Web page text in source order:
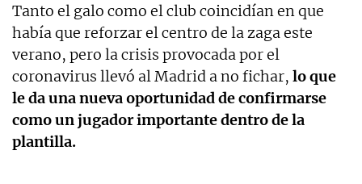
Tanto el galo como el club coincidían en que
había que reforzar el centro de la zaga este
verano, pero la crisis provocada por el
coronavirus llevó al Madrid a no fichar, lo que
le da una nueva oportunidad de confirmarse
como un jugador importante dentro de la
plantilla.